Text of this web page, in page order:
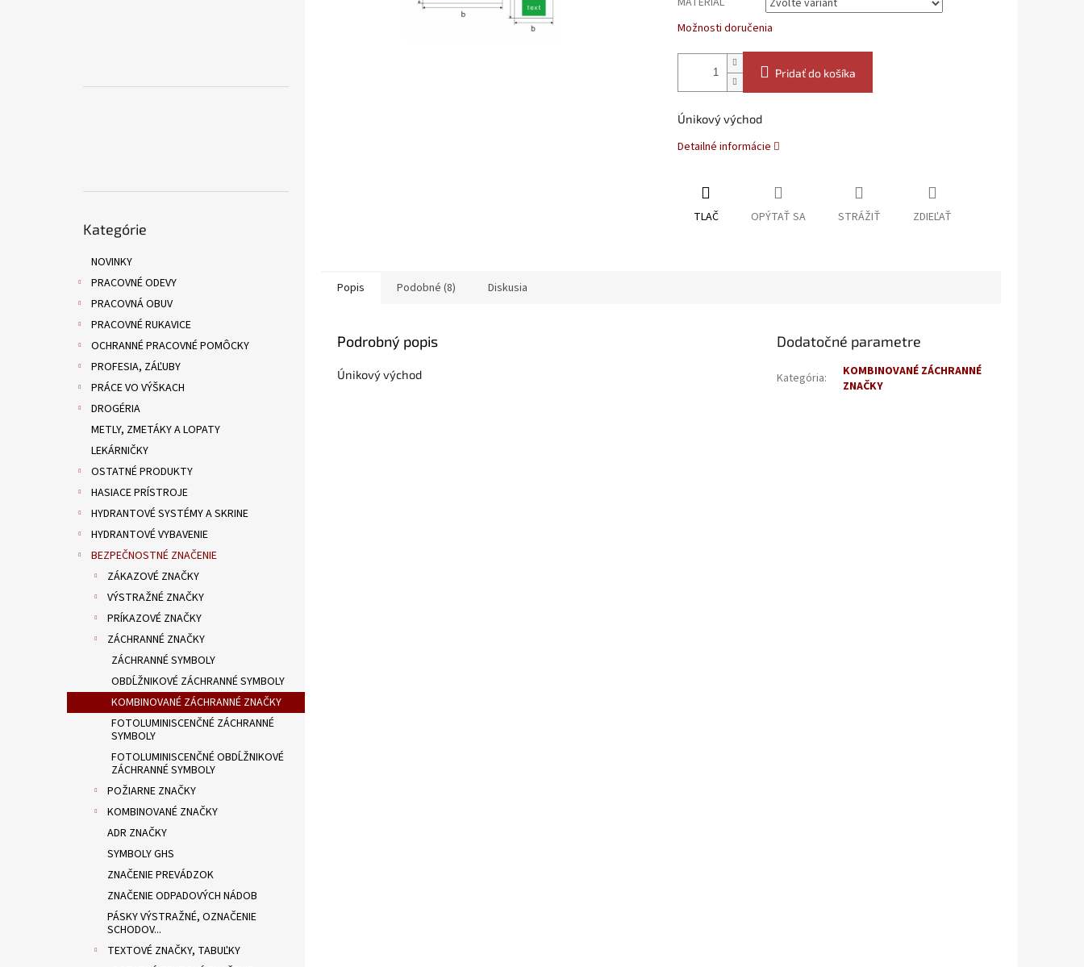
kategórie
Kategórie
NOVINKY
PRACOVNÉ ODEVY
PRACOVNÁ OBUV
PRACOVNÉ RUKAVICE
OCHRANNÉ PRACOVNÉ POMÔCKY
PROFESIA, ZÁĽUBY
PRÁCE VO VÝŠKACH
DROGÉRIA
METLY, ZMETÁKY A LOPATY
LEKÁRNIČKY
OSTATNÉ PRODUKTY
HASIACE PRÍSTROJE
HYDRANTOVÉ SYSTÉMY A SKRINE
HYDRANTOVÉ VYBAVENIE
BEZPEČNOSTNÉ ZNAČENIE
ZÁKAZOVÉ ZNAČKY
VÝSTRAŽNÉ ZNAČKY
PRÍKAZOVÉ ZNAČKY
ZÁCHRANNÉ ZNAČKY
ZÁCHRANNÉ SYMBOLY
OBDĹŽNIKOVÉ ZÁCHRANNÉ SYMBOLY
KOMBINOVANÉ ZÁCHRANNÉ ZNAČKY
FOTOLUMINISCENČNÉ ZÁCHRANNÉ
SYMBOLY
FOTOLUMINISCENČNÉ OBDĹŽNIKOVÉ
ZÁCHRANNÉ SYMBOLY
POŽIARNE ZNAČKY
KOMBINOVANÉ ZNAČKY
ADR ZNAČKY
SYMBOLY GHS
ZNAČENIE PREVÁDZOK
ZNAČENIE ODPADOVÝCH NÁDOB
PÁSKY VÝSTRAŽNÉ, OZNAČENIE
SCHODOV...
TEXTOVÉ ZNAČKY, TABUĽKY
Možnosti doručenia
Pridať do košíka
Únikový východ
Detailné informácie
TLAČ OPÝTAŤ SA STRÁŽIŤ ZDIEĽAŤ
Popis Podobné (8) Diskusia
Podrobný popis
Únikový východ
Dodatočné parametre
Kategória:
KOMBINOVANÉ ZÁCHRANNÉ
ZNAČKY